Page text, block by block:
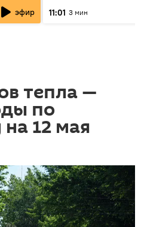
эфир 11:01 3 мин
тепла —
по
12 мая